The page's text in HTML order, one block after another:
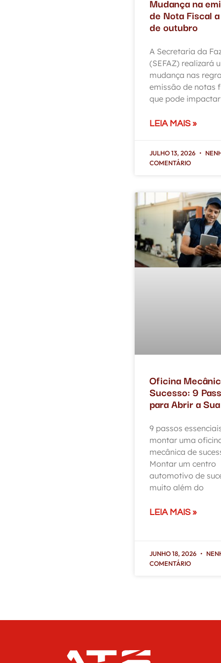
de Nota Fiscal
de outubro
A Secretaria da
(SEFAZ) realizará
mudança nas
emissão de notas
que pode
LEIA MAIS »
JULHO 13, 2026
COMENTÁRIO
Oficina
Sucesso: 9
para Abrir a Sua
9 passos
montar uma
mecânica de
Montar um centro
automotivo de
muito além do
LEIA MAIS »
JUNHO 18, 2026
COMENTÁRIO